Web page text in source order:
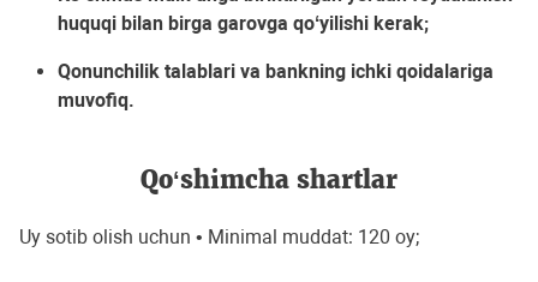
huquqi bilan birga garovga qoʻyilishi kerak;
Qonunchilik talablari va bankning ichki qoidalariga
muvofiq.
Qo‘shimcha shartlar
Uy sotib olish uchun • Minimal muddat: 120 oy;